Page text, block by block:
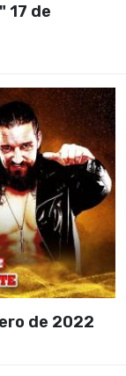
17 de
de 2022